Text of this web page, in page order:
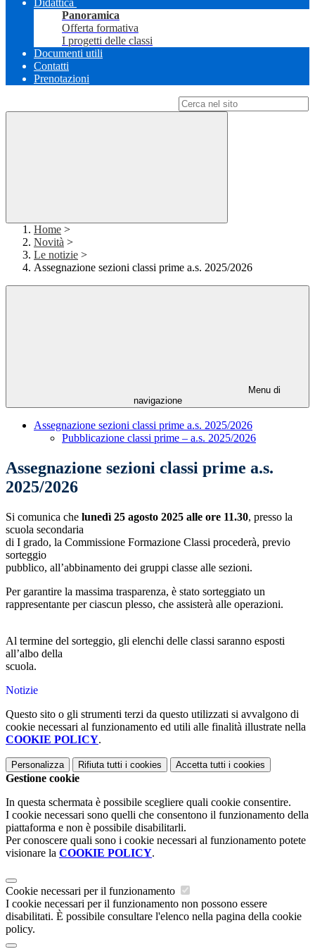
Didattica
Panoramica
Offerta formativa
I progetti delle classi
Documenti utili
Contatti
Prenotazioni
Home >
Novità >
Le notizie >
Assegnazione sezioni classi prime a.s. 2025/2026
Menu di
navigazione
Assegnazione sezioni classi prime a.s. 2025/2026
Pubblicazione classi prime – a.s. 2025/2026
Assegnazione sezioni classi prime a.s.
2025/2026
Si comunica che lunedì 25 agosto 2025 alle ore 11.30, presso la
scuola secondaria
di I grado, la Commissione Formazione Classi procederà, previo
sorteggio
pubblico, all’abbinamento dei gruppi classe alle sezioni.
Per garantire la massima trasparenza, è stato sorteggiato un
rappresentante per ciascun plesso, che assisterà alle operazioni.
Al termine del sorteggio, gli elenchi delle classi saranno esposti
all’albo della
scuola.
Notizie
Questo sito o gli strumenti terzi da questo utilizzati si avvalgono di
cookie necessari al funzionamento ed utili alle finalità illustrate nella
COOKIE POLICY.
Personalizza Rifiuta tutti i cookies Accetta tutti i cookies
Gestione cookie
In questa schermata è possibile scegliere quali cookie consentire.
I cookie necessari sono quelli che consentono il funzionamento della
piattaforma e non è possibile disabilitarli.
Per conoscere quali sono i cookie necessari al funzionamento potete
visionare la COOKIE POLICY.
Cookie necessari per il funzionamento
I cookie necessari per il funzionamento non possono essere
disabilitati. È possibile consultare l'elenco nella pagina della cookie
policy.